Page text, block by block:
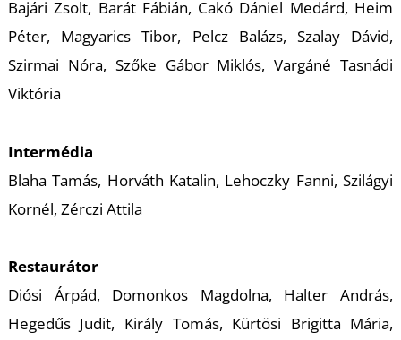
Bajári Zsolt, Barát Fábián, Cakó Dániel Medárd, Heim
Péter, Magyarics Tibor, Pelcz Balázs, Szalay Dávid,
Szirmai Nóra, Szőke Gábor Miklós, Vargáné Tasnádi
Viktória
Intermédia
Blaha Tamás, Horváth Katalin, Lehoczky Fanni, Szilágyi
Kornél, Zérczi Attila
Restaurátor
Diósi Árpád, Domonkos Magdolna, Halter András,
Hegedűs Judit, Király Tomás, Kürtösi Brigitta Mária,